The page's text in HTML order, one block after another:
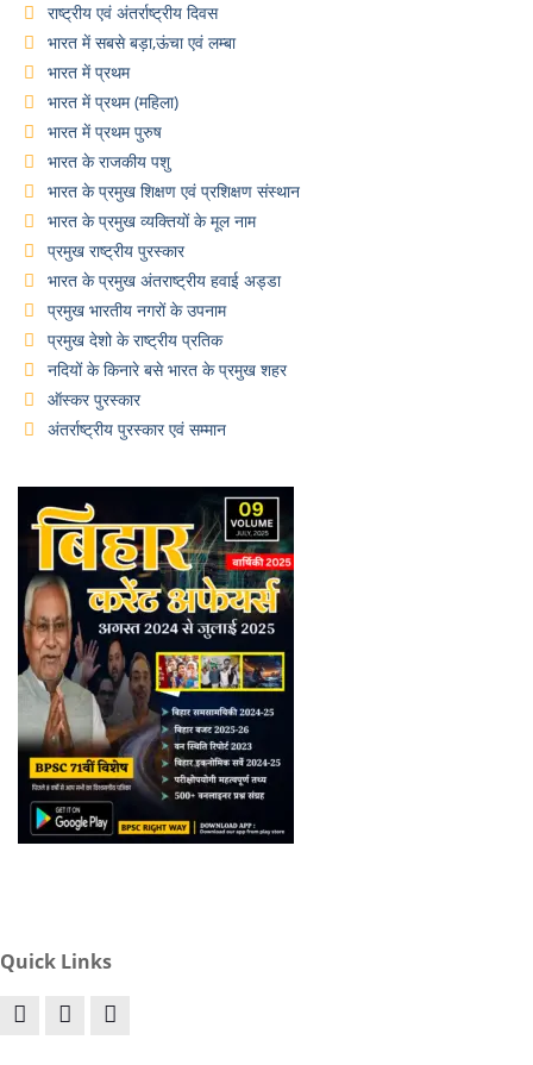
राष्ट्रीय एवं अंतर्राष्ट्रीय दिवस
भारत में सबसे बड़ा,ऊंचा एवं लम्बा
भारत में प्रथम
भारत में प्रथम (महिला)
भारत में प्रथम पुरुष
भारत के राजकीय पशु
भारत के प्रमुख शिक्षण एवं प्रशिक्षण संस्थान
भारत के प्रमुख व्यक्तियों के मूल नाम
प्रमुख राष्ट्रीय पुरस्कार
भारत के प्रमुख अंतराष्ट्रीय हवाई अड्डा
प्रमुख भारतीय नगरों के उपनाम
प्रमुख देशो के राष्ट्रीय प्रतिक
नदियों के किनारे बसे भारत के प्रमुख शहर
ऑस्कर पुरस्कार
अंतर्राष्ट्रीय पुरस्कार एवं सम्मान
Quick Links